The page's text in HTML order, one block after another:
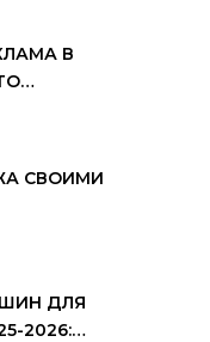
В
СВОИМИ
ДЛЯ
2026: